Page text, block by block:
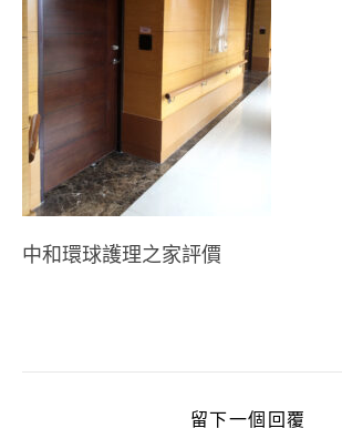
中和環球護理之家評價
留下一個回覆